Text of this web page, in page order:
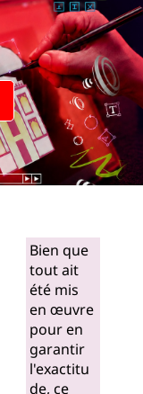
Bien que
tout ait
été mis
en œuvre
pour en
garantir
l'exactitu
de, ce